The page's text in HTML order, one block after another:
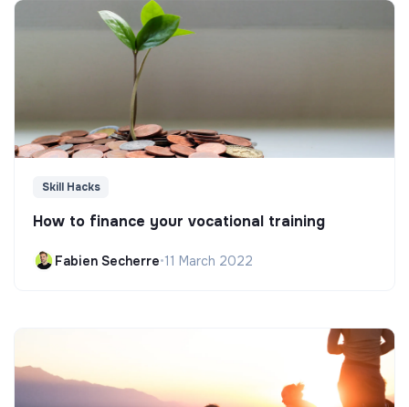
Skill Hacks
How to finance your vocational training
Fabien Secherre•11 March 2022